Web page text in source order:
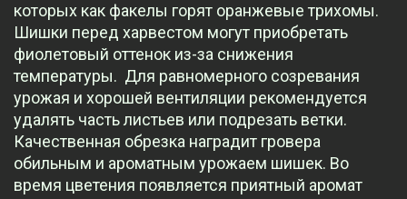
которых как факелы горят оранжевые трихомы.
Шишки перед харвестом могут приобретать
фиолетовый оттенок из-за снижения
температуры. Для равномерного созревания
урожая и хорошей вентиляции рекомендуется
удалять часть листьев или подрезать ветки.
Качественная обрезка наградит гровера
обильным и ароматным урожаем шишек. Во
время цветения появляется приятный аромат